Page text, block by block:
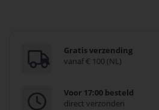
Gratis verzending
vanaf € 100 (NL)
Voor 17:00 besteld
direct verzonden